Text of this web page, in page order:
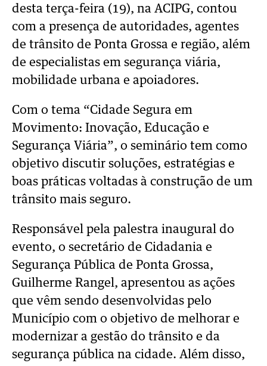
desta terça-feira (19), na ACIPG, contou
com a presença de autoridades, agentes
de trânsito de Ponta Grossa e região, além
de especialistas em segurança viária,
mobilidade urbana e apoiadores.
Com o tema “Cidade Segura em
Movimento: Inovação, Educação e
Segurança Viária”, o seminário tem como
objetivo discutir soluções, estratégias e
boas práticas voltadas à construção de um
trânsito mais seguro.
Responsável pela palestra inaugural do
evento, o secretário de Cidadania e
Segurança Pública de Ponta Grossa,
Guilherme Rangel, apresentou as ações
que vêm sendo desenvolvidas pelo
Município com o objetivo de melhorar e
modernizar a gestão do trânsito e da
segurança pública na cidade. Além disso,